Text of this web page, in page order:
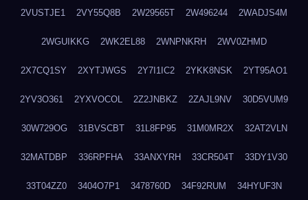
2VUSTJE1 2VY55Q8B 2W29565T 2W496244 2WADJS4M
2WGUIKKG 2WK2EL88 2WNPNKRH 2WV0ZHMD
2X7CQ1SY 2XYTJWGS 2Y7I1IC2 2YKK8NSK 2YT95AO1
2YV3O361 2YXVOCOL 2Z2JNBKZ 2ZAJL9NV 30D5VUM9
30W729OG 31BVSCBT 31L8FP95 31M0MR2X 32AT2VLN
32MATDBP 336RPFHA 33ANXYRH 33CR504T 33DY1V30
33T04ZZ0 3404O7P1 3478760D 34F92RUM 34HYUF3N